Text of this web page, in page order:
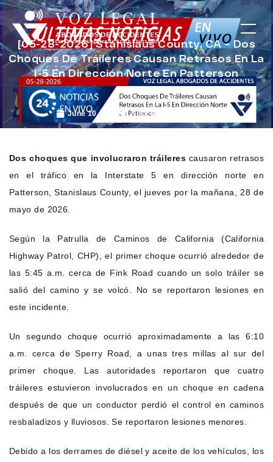
[05-28-2026] Stanislaus County, CA – Dos
Choques De Tráileres Causan Retrasos En La
I-5 En Dirección Norte En Patterson
June 10, 2026 Noticias de Accidentes
Dos choques que involucraron tráilerescausaron retrasos
en el tráfico en la Interstate 5 en dirección norte en
Patterson, Stanislaus County, el jueves por la mañana, 28 de
mayo de 2026.
Según la Patrulla de Caminos de California (California
Highway Patrol, CHP), el primer choque ocurrió alrededor de
las 5:45 a.m. cerca de Fink Road cuando un solo tráiler se
salió del camino y se volcó. No se reportaron lesiones en
este incidente.
Un segundo choque ocurrió aproximadamente a las 6:10
a.m. cerca de Sperry Road, a unas tres millas al sur del
primer choque. Las autoridades reportaron que cuatro
tráileres estuvieron involucrados en un choque en cadena
después de que un conductor perdió el control en caminos
resbaladizos y lluviosos. Se reportaron lesiones menores.
Debido a los derrames de diésel y aceite de los vehículos, los